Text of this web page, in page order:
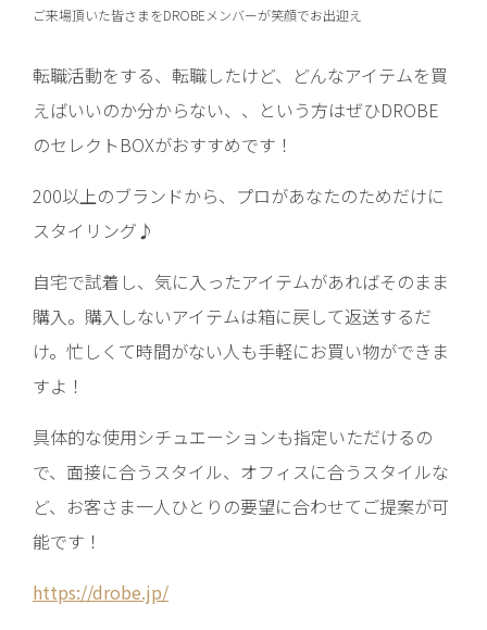
ご来場頂いた皆さまをDROBEメンバーが笑顔でお出迎え
転職活動をする、転職したけど、どんなアイテムを買
えばいいのか分からない、、という方はぜひDROBE
のセレクトBOXがおすすめです！
200以上のブランドから、プロがあなたのためだけに
スタイリング♪
自宅で試着し、気に入ったアイテムがあればそのまま
購入。購入しないアイテムは箱に戻して返送するだ
け。忙しくて時間がない人も手軽にお買い物ができま
すよ！
具体的な使用シチュエーションも指定いただけるの
で、面接に合うスタイル、オフィスに合うスタイルな
ど、お客さま一人ひとりの要望に合わせてご提案が可
能です！
https://drobe.jp/